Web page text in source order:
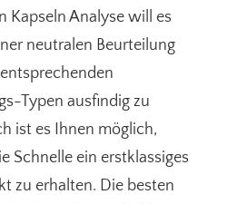
Kapseln Analyse will es
neutralen Beurteilung
Typen ausfindig zu
ist es Ihnen möglich,
Schnelle ein erstklassiges
zu erhalten. Die besten